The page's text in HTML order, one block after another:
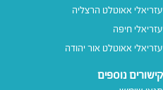
עזריאלי אאוטלט הרצליה
עזריאלי חיפה
עזריאלי אאוטלט אור יהודה
קישורים נוספים